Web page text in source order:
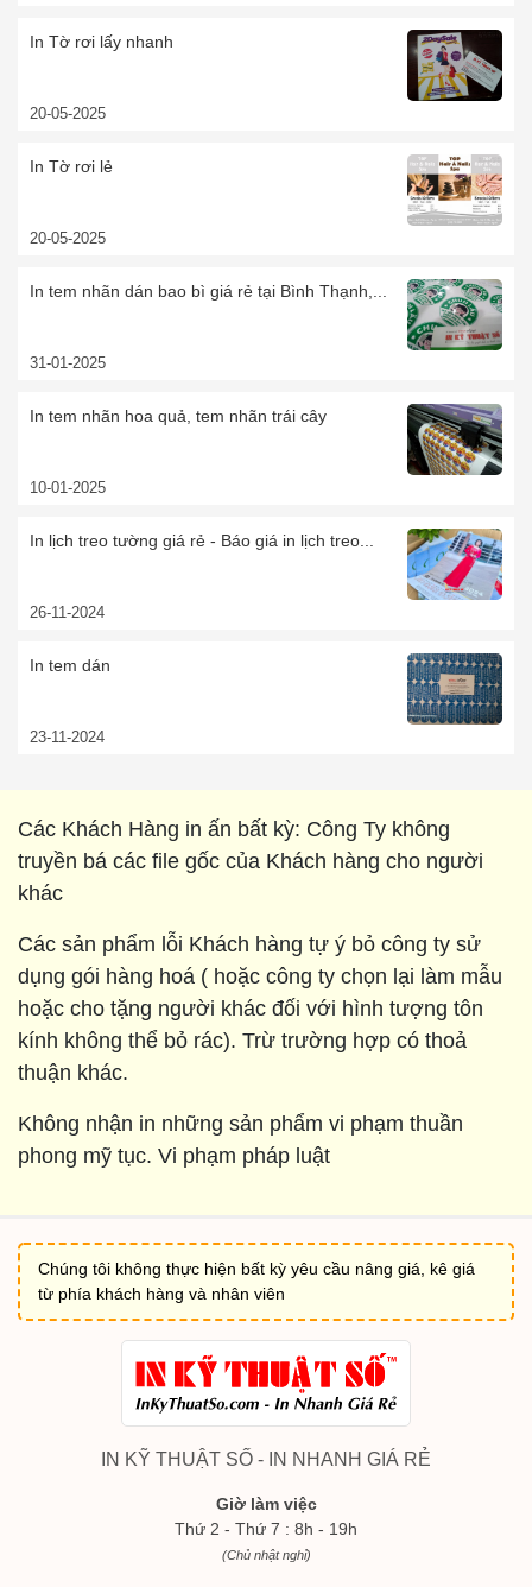
In Tờ rơi lấy nhanh
20-05-2025
In Tờ rơi lẻ
20-05-2025
In tem nhãn dán bao bì giá rẻ tại Bình Thạnh,...
31-01-2025
In tem nhãn hoa quả, tem nhãn trái cây
10-01-2025
In lịch treo tường giá rẻ - Báo giá in lịch treo...
26-11-2024
In tem dán
23-11-2024
Các Khách Hàng in ấn bất kỳ: Công Ty không
truyền bá các file gốc của Khách hàng cho người
khác
Các sản phẩm lỗi Khách hàng tự ý bỏ công ty sử
dụng gói hàng hoá ( hoặc công ty chọn lại làm mẫu
hoặc cho tặng người khác đối với hình tượng tôn
kính không thể bỏ rác). Trừ trường hợp có thoả
thuận khác.
Không nhận in những sản phẩm vi phạm thuần
phong mỹ tục. Vi phạm pháp luật
Chúng tôi không thực hiện bất kỳ yêu cầu nâng giá, kê giá
từ phía khách hàng và nhân viên
IN KỸ THUẬT SỐ - IN NHANH GIÁ RẺ
Giờ làm việc
Thứ 2 - Thứ 7 : 8h - 19h
(Chủ nhật nghỉ)